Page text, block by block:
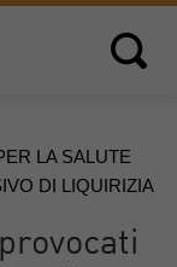
Open
LA SALUTE
DI LIQUIRIZIA